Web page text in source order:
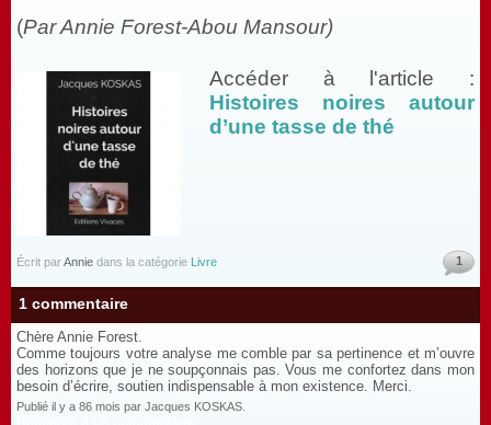
(Par Annie Forest-Abou Mansour)
Accéder à l'article :
Histoires noires autour
d’une tasse de thé
Écrit parAnnie dans la catégorie Livre 1
1 commentaire
Chère Annie Forest.
Comme toujours votre analyse me comble par sa pertinence et m’ouvre
des horizons que je ne soupçonnais pas. Vous me confortez dans mon
besoin d’écrire, soutien indispensable à mon existence. Merci.
Publié il y a 86 mois par Jacques KOSKAS.